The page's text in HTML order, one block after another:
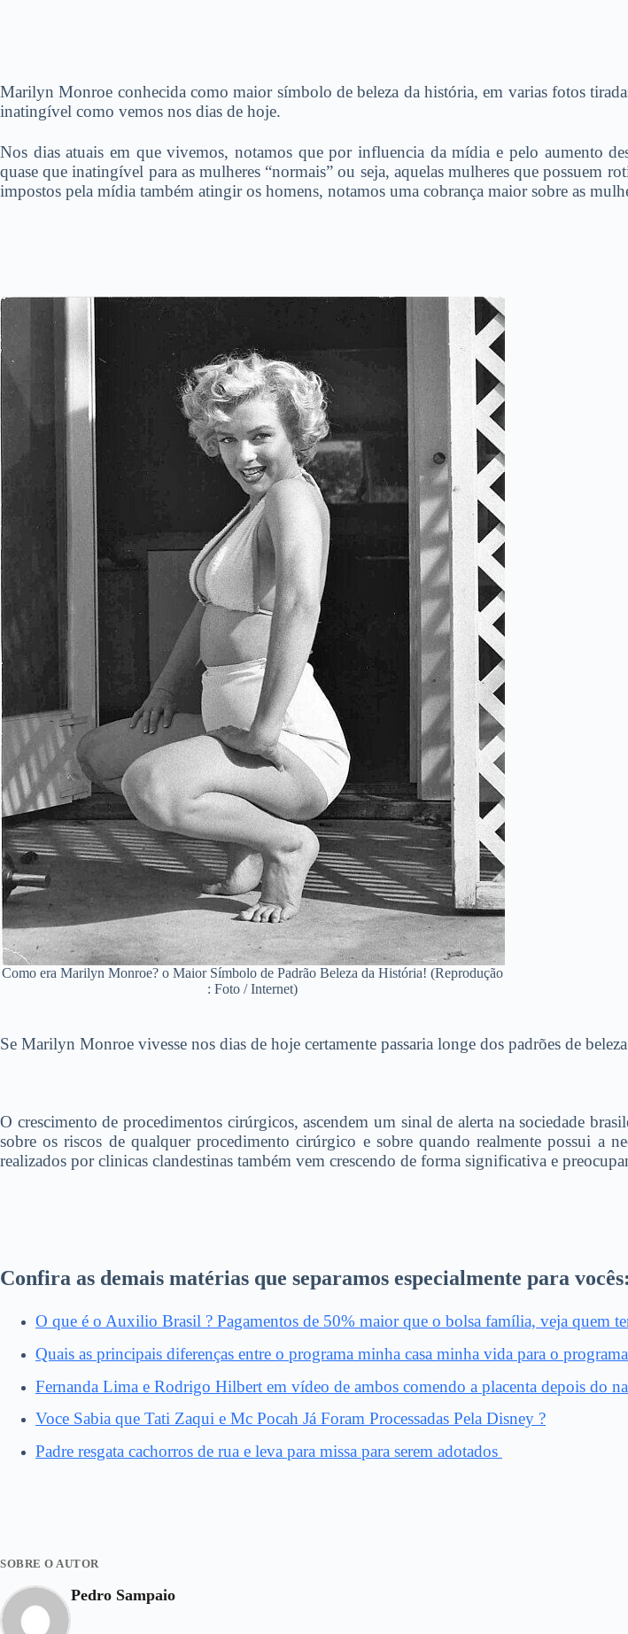
Marilyn Monroe conhecida como maior símbolo de beleza da história, em varias fotos
inatingível como vemos nos dias de hoje.
Nos dias atuais em que vivemos, notamos que por influencia da mídia e pelo aumento
quase que inatingível para as mulheres “normais” ou seja, aquelas mulheres que possuem
impostos pela mídia também atingir os homens, notamos uma cobrança maior sobre as
Como era Marilyn Monroe? o Maior Símbolo de Padrão Beleza da História! (Reprodução
: Foto / Internet)
Se Marilyn Monroe vivesse nos dias de hoje certamente passaria longe dos padrões de
O crescimento de procedimentos cirúrgicos, ascendem um sinal de alerta na sociedade
sobre os riscos de qualquer procedimento cirúrgico e sobre quando realmente possui a
realizados por clinicas clandestinas também vem crescendo de forma significativa e
Confira as demais matérias que separamos especialmente para vocês:
O que é o Auxilio Brasil ? Pagamentos de 50% maior que o bolsa família, veja quem
Quais as principais diferenças entre o programa minha casa minha vida para o programa
Fernanda Lima e Rodrigo Hilbert em vídeo de ambos comendo a placenta depois do
Voce Sabia que Tati Zaqui e Mc Pocah Já Foram Processadas Pela Disney ?
Padre resgata cachorros de rua e leva para missa para serem adotados
SOBRE O AUTOR
Pedro Sampaio